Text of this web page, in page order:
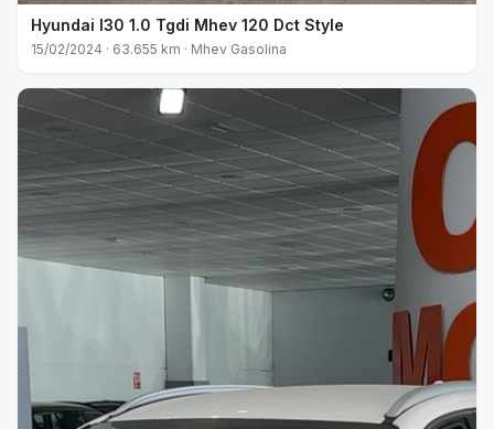
Hyundai I30 1.0 Tgdi Mhev 120 Dct Style
15/02/2024 · 63.655 km · Mhev Gasolina